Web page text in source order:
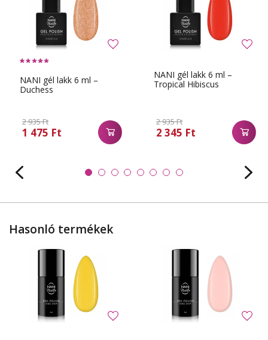
NANI gél lakk 6 ml –
Duchess
2 935 Ft
1 475 Ft
NANI gél lakk 6 ml –
Tropical Hibiscus
2 935 Ft
2 345 Ft
Hasonló termékek